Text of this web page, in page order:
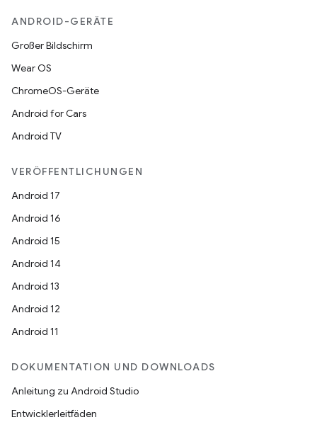
ANDROID-GERÄTE
Großer Bildschirm
Wear OS
ChromeOS-Geräte
Android for Cars
Android TV
VERÖFFENTLICHUNGEN
Android 17
Android 16
Android 15
Android 14
Android 13
Android 12
Android 11
DOKUMENTATION UND DOWNLOADS
Anleitung zu Android Studio
Entwicklerleitfäden